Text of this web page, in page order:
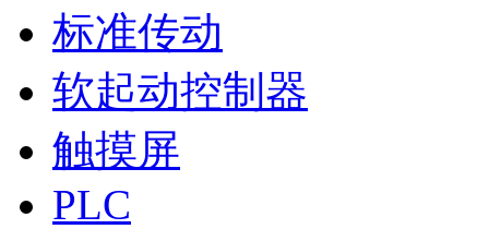
标准传动
软起动控制器
触摸屏
PLC